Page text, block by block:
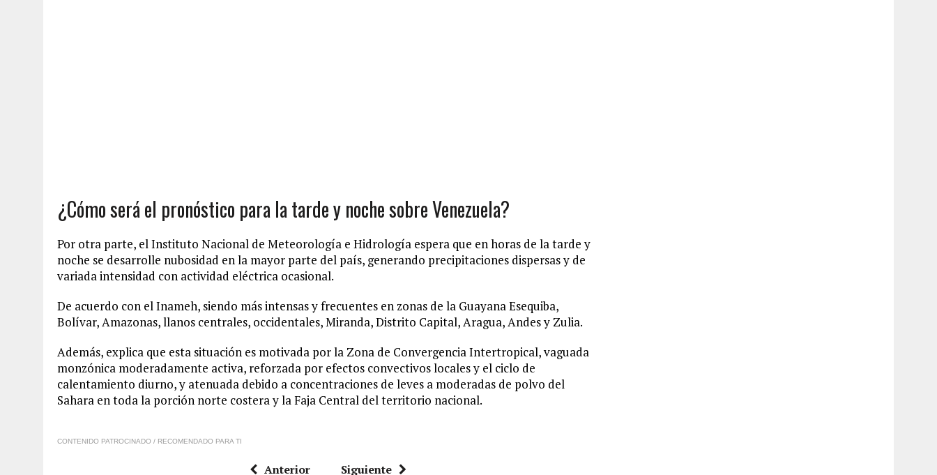
¿Cómo será el pronóstico para la tarde y noche sobre Venezuela?
Por otra parte, el Instituto Nacional de Meteorología e Hidrología espera que en horas de la tarde y
noche se desarrolle nubosidad en la mayor parte del país, generando precipitaciones dispersas y de
variada intensidad con actividad eléctrica ocasional.
De acuerdo con el Inameh, siendo más intensas y frecuentes en zonas de la Guayana Esequiba,
Bolívar, Amazonas, llanos centrales, occidentales, Miranda, Distrito Capital, Aragua, Andes y Zulia.
Además, explica que esta situación es motivada por la Zona de Convergencia Intertropical, vaguada
monzónica moderadamente activa, reforzada por efectos convectivos locales y el ciclo de
calentamiento diurno, y atenuada debido a concentraciones de leves a moderadas de polvo del
Sahara en toda la porción norte costera y la Faja Central del territorio nacional.
CONTENIDO PATROCINADO / RECOMENDADO PARA TI
Anterior Siguiente